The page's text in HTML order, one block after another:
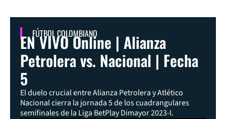
FÚTBOL COLOMBIANO
EN VIVO Online | Alianza
Petrolera vs. Nacional | Fecha
5
El duelo crucial entre Alianza Petrolera y Atlético
Nacional cierra la jornada 5 de los cuadrangulares
semifinales de la Liga BetPlay Dimayor 2023-I.